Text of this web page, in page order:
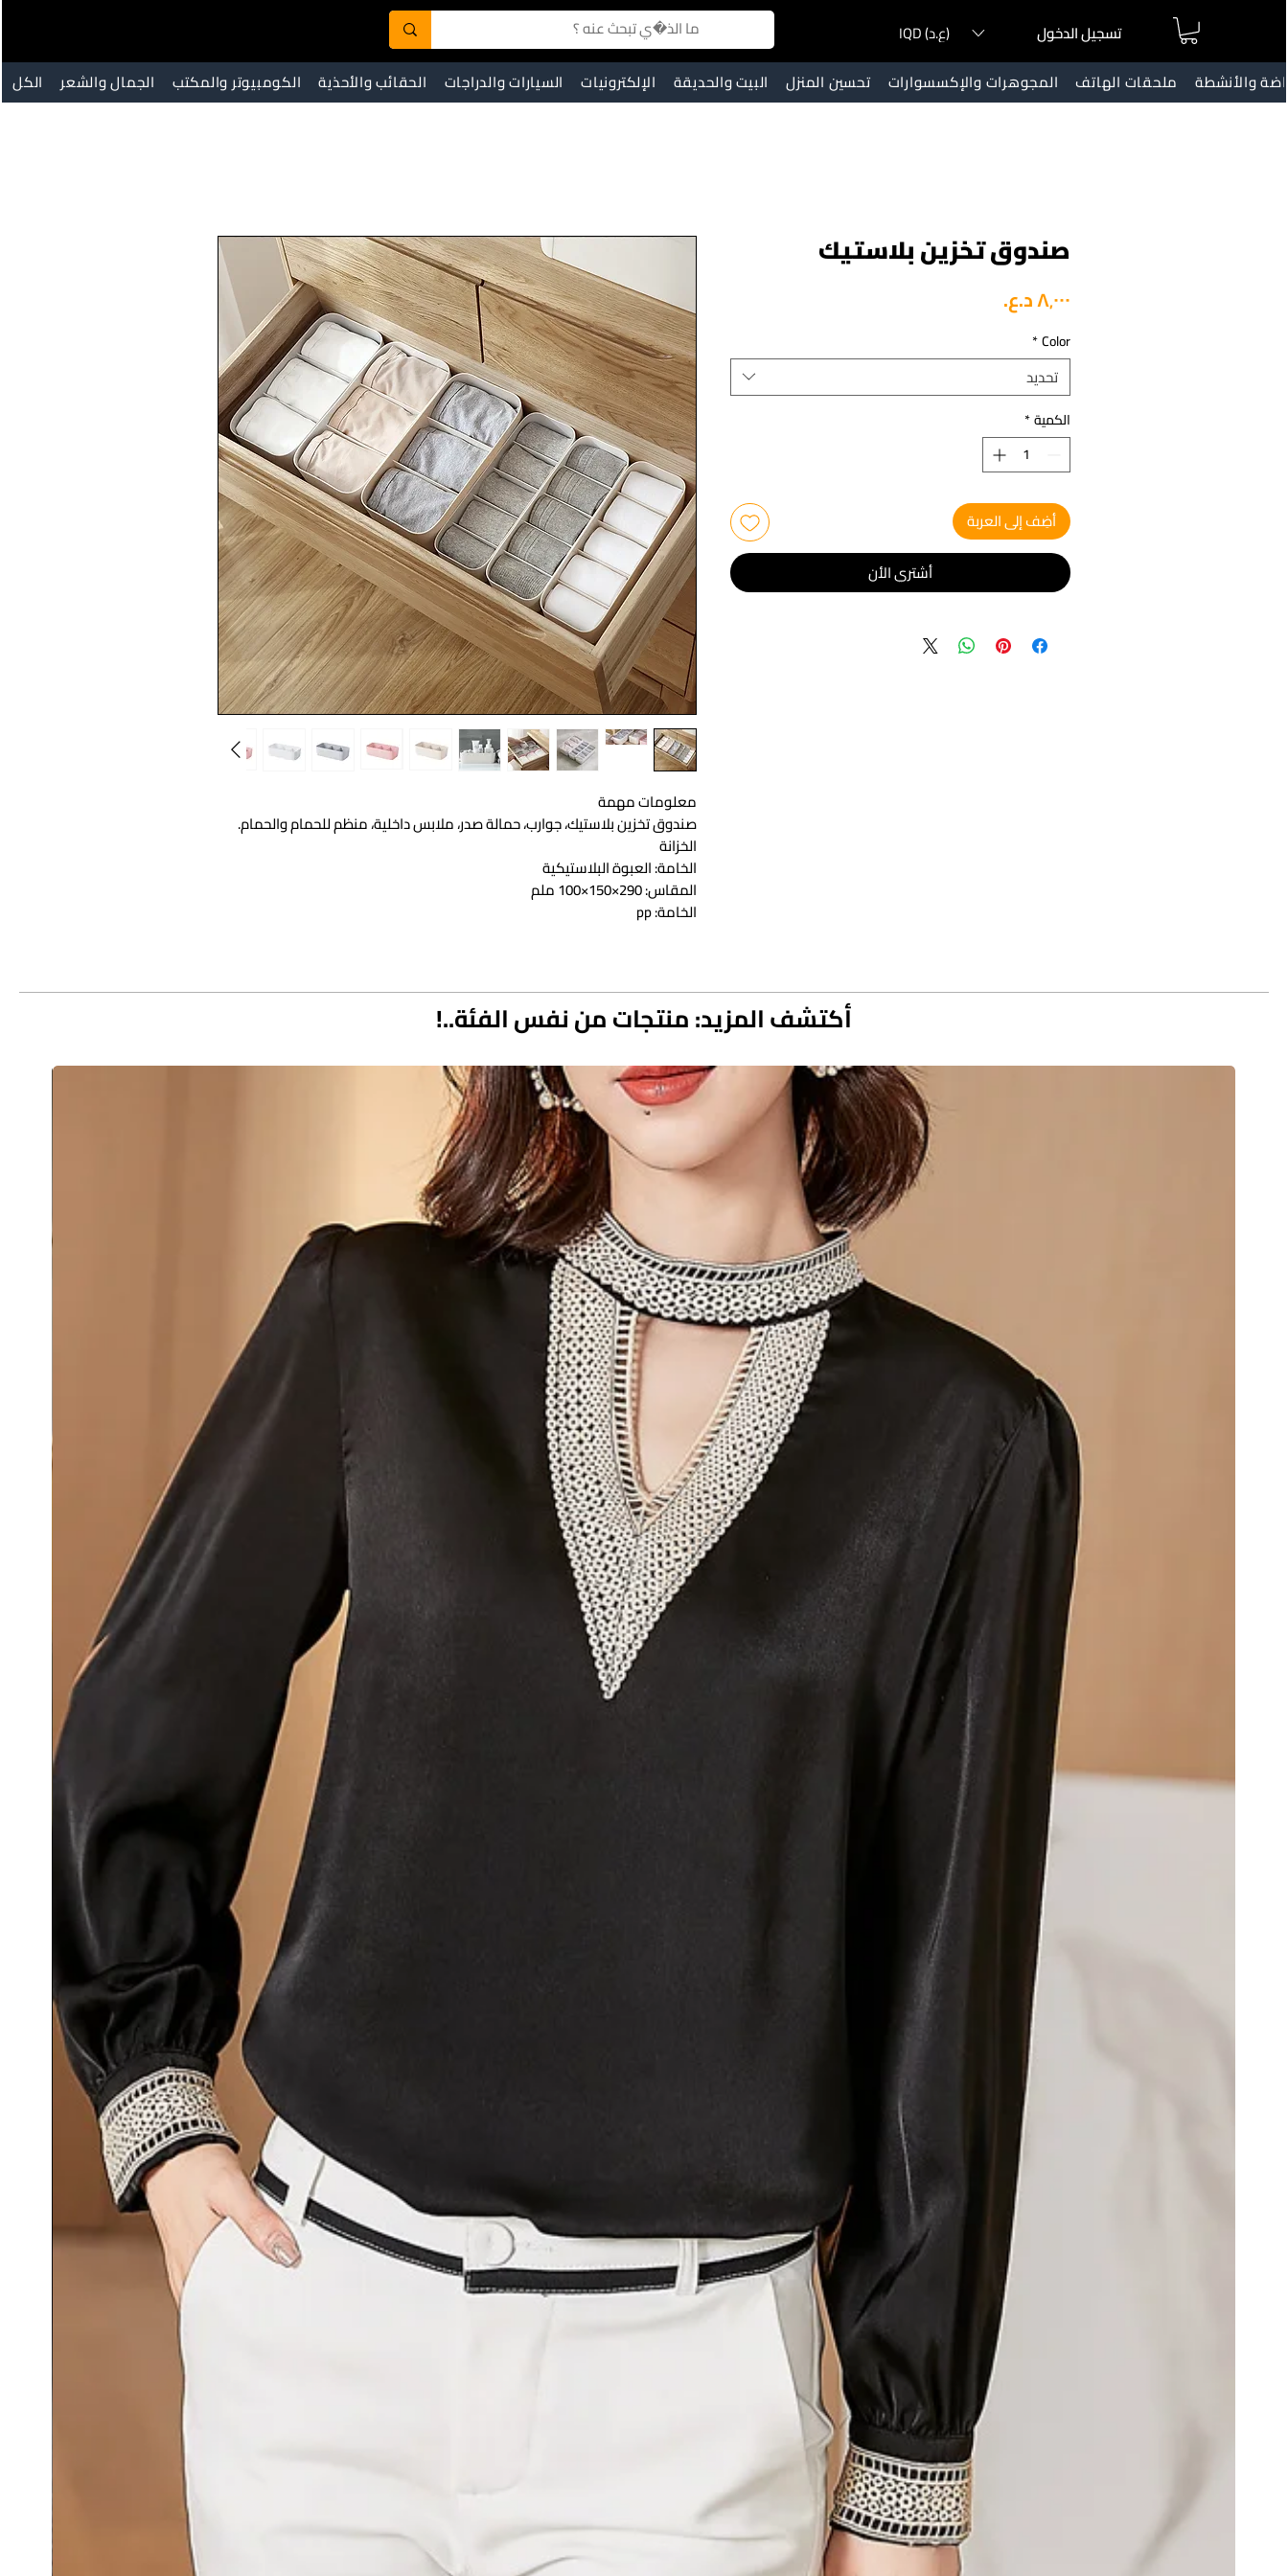
IQD (ع.د)
تسجيل الدخول
الكل
الجمال والشعر الكومبيوتر والمكتب الحقائب والأحذية السيارات والدراجات الإلكترونيات البيت والحديقة تحسين المنزل المجوهرات والإكسسوارات ملحقات الهاتف والأنشطة
معلومات مهمة
صندوق تخزين بلاستيك، جوارب، حمالة صدر، ملابس داخلية، منظم للحمام والحمام.
الخزانة
الخامة: العبوة البلاستيكية
المقاس: 290×150×100 ملم
الخامة: pp
صندوق تخزين بلاستيك
Color
*
تحديد
الكمية*
أضِف إلى العربة
أشتري الأن
أكتشف المزيد: منتجات من نفس الفئة..!